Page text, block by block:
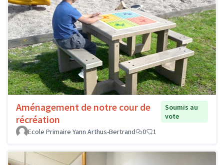
Aménagement de notre cour de
récréation
Soumis au
vote
Ecole Primaire Yann Arthus-Bertrand
0 1